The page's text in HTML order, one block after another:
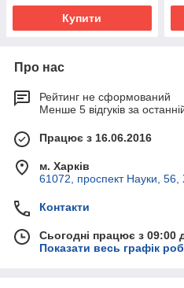
Купити
Про нас
Рейтинг не сформований
Менше 5 відгуків за
Працює з 16.06.2016
м. Харків
61072, проспект Науки, 56,
Контакти
Сьогодні працює з 09:00
Показати весь графік